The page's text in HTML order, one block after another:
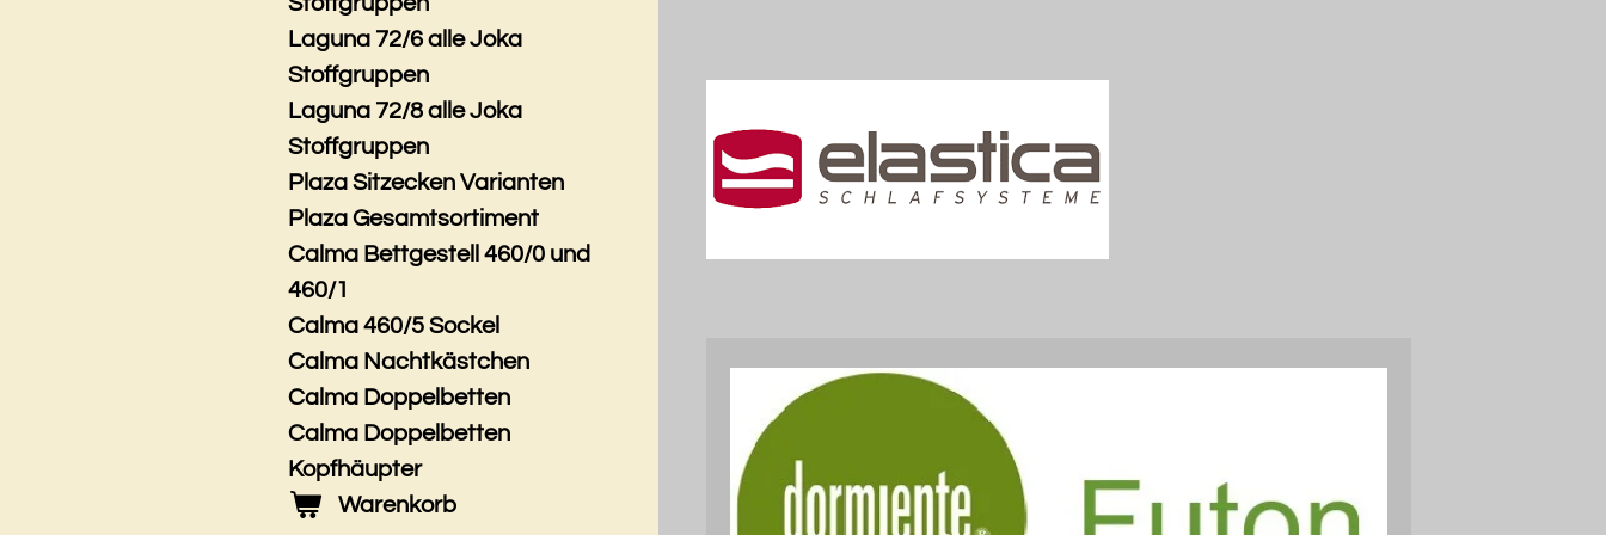
Laguna 72/6 alle Joka
Stoffgruppen
Laguna 72/8 alle Joka
Stoffgruppen
Plaza Sitzecken Varianten
Plaza Gesamtsortiment
Calma Bettgestell 460/0 und
460/1
Calma 460/5 Sockel
Calma Nachtkästchen
Calma Doppelbetten
Calma Doppelbetten
Kopfhäupter
Warenkorb